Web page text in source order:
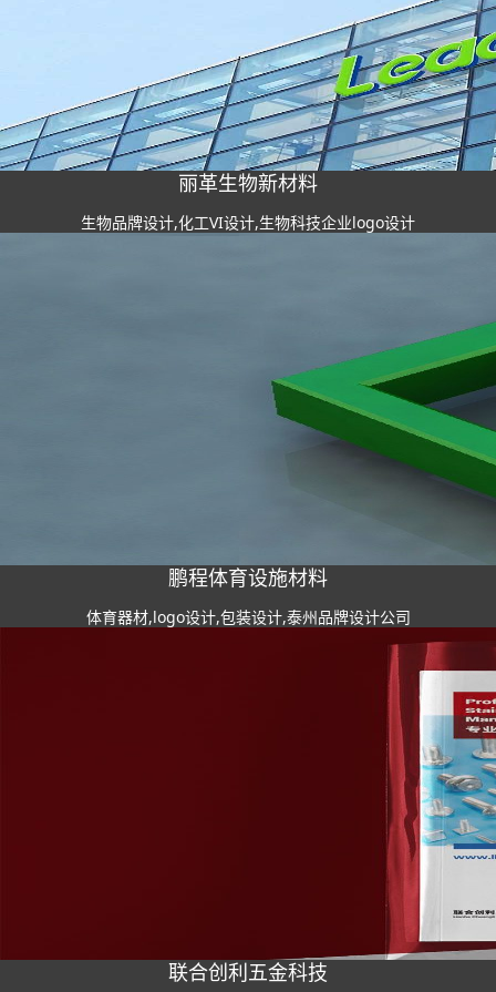
丽革生物新材料
生物品牌设计,化工VI设计,生物科技企业logo设计
鹏程体育设施材料
体育器材,logo设计,包装设计,泰州品牌设计公司
联合创利五金科技